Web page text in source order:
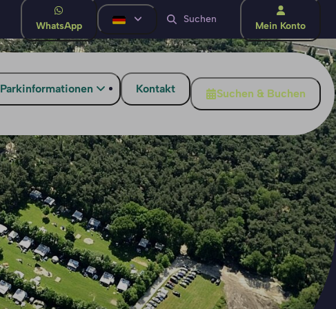
WhatsApp Mein Konto
Parkinformationen Kontakt Suchen & Buchen